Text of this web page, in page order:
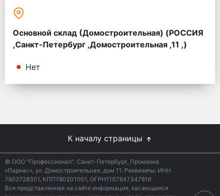
Основной склад (Домостроительная) (РОССИЯ
,Санкт-Петербург ,Домостроительная ,11 ,)
Нет
К началу страницы
© ООО "Профессионал", Санкт-Петербург, Промзона
«Парнас», ул. Домостроительная, дом 11. Реквизиты: ИНН
7802728301, КПП780201001, ОГРН1107847347816
Вся представленная на сайте информация, касающаяся